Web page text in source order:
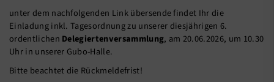
unter dem nachfolgenden Link übersende findet Ihr die
Einladung inkl. Tagesordnung zu unserer diesjährigen 6.
ordentlichen Delegiertenversammlung, am 20.06.2026, um 10.30
Uhr in unserer Gubo-Halle.
Bitte beachtet die Rückmeldefrist!